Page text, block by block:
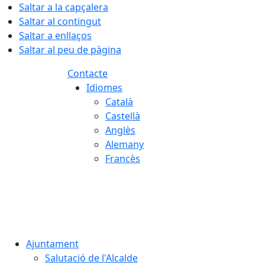
Saltar a la capçalera
Saltar al contingut
Saltar a enllaços
Saltar al peu de pàgina
Contacte
Idiomes
Català
Castellà
Anglès
Alemany
Francès
Ajuntament
Salutació de l'Alcalde